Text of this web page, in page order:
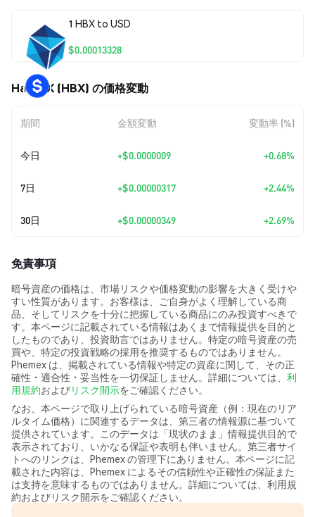
1 HBX to USD
$0.00013328
HashBX (HBX) の価格変動
期間 金額変動 変動率 (%)
今日 +$0.0000009 +0.68%
7日 +$0.00000317 +2.44%
30日 +$0.00000349 +2.69%
免責事項
暗号資産の価格は、市場リスクや価格変動の影響を大きく受けや
すい性質があります。お客様は、ご自身がよく理解している商
品、そしてリスクを十分に把握している商品にのみ投資すべきで
す。本ページに記載されている情報はあくまで情報提供を目的と
したものであり、投資助言ではありません。特定の暗号資産の売
買や、特定の投資戦略の採用を推奨するものではありません。
Phemex は、掲載されている情報や特定の資産に関して、その正
確性・適合性・妥当性を一切保証しません。詳細については、 利
用規約およびリスク開示をご確認ください。
なお、本ページで取り上げられている暗号資産（例：現在のリア
ルタイム価格）に関連するデータは、第三者の情報源に基づいて
提供されています。このデータは「現状のまま」情報提供目的で
表示されており、いかなる保証や表明も伴いません。第三者サイ
トへのリンクは、Phemex の管理下にありません。本ページに記
載された内容は、Phemex によるその信頼性や正確性の保証また
は支持を意味するものではありません。詳細については、利用規
約およびリスク開示をご確認ください。